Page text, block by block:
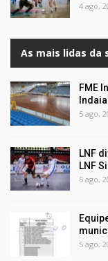
4 ago,
As mais lidas da
FME
5 ago,
LNF
LNF
5 ago,
5 ago,